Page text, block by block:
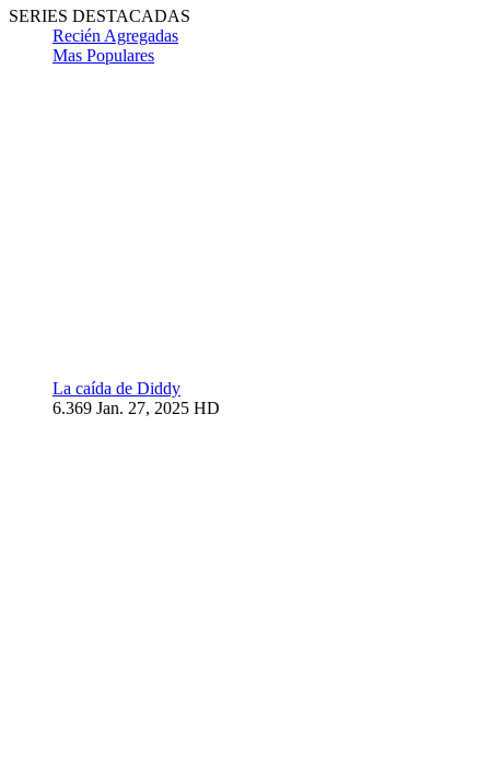
SERIES DESTACADAS
Recién Agregadas
Mas Populares
La caída de Diddy
6.369 Jan. 27, 2025 HD